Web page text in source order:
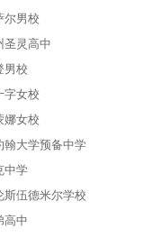
尔男校
圣灵高中
男校
字女校
娜女校
翰大学预备中学
中学
斯伍德米尔学校
高中